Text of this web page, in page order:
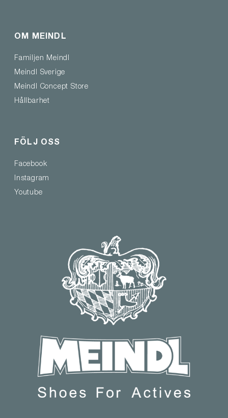
OM MEINDL
Familjen Meindl
Meindl Sverige
Meindl Concept Store
Hållbarhet
FÖLJ OSS
Facebook
Instagram
Youtube